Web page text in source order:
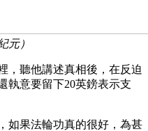
元）
，聽他講述真相後，在反迫
執意要留下20英鎊表示支
如果法輪功真的很好，為甚